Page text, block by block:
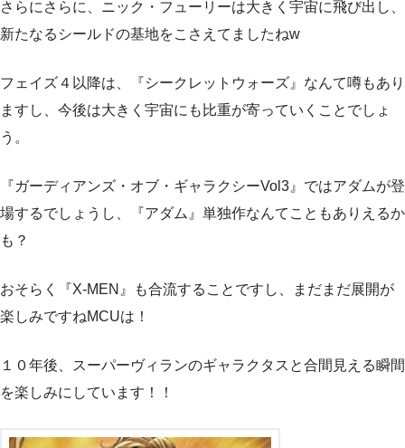
さらにさらに、ニック・フューリーは大きく宇宙に飛び出し、
新たなるシールドの基地をこさえてましたねw
フェイズ４以降は、『シークレットウォーズ』なんて噂もあり
ますし、今後は大きく宇宙にも比重が寄っていくことでしょ
う。
『ガーディアンズ・オブ・ギャラクシーVol3』ではアダムが登
場するでしょうし、『アダム』単独作なんてこともありえるか
も？
おそらく『X-MEN』も合流することですし、まだまだ展開が
楽しみですねMCUは！
１０年後、スーパーヴィランのギャラクタスと合間見える瞬間
を楽しみにしています！！